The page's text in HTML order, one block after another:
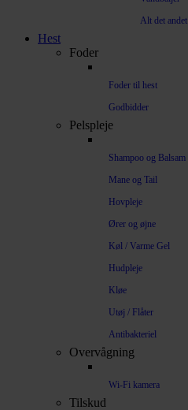
Alt det andet
Hest
Foder
Foder til hest
Godbidder
Pelspleje
Shampoo og Balsam
Mane og Tail
Hovpleje
Ører og øjne
Køl / Varme Gel
Hudpleje
Kløe
Utøj / Flåter
Antibakteriel
Overvågning
Wi-Fi kamera
Tilskud